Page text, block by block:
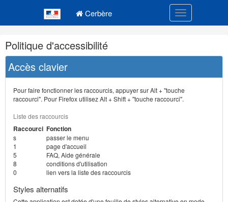
Cerbère Toggle
Navigation
et
outils
annexes
Politique d'accessibilité
Accès clavier
Pour faire fonctionner les raccourcis, appuyer sur Alt + "touche
raccourci". Pour Firefox utilisez Alt + Shift + "touche raccourci".
Liste des raccourcis
Raccourci Fonction
s
passer le menu
1
page d'accueil
5
FAQ, Aide générale
8
conditions d'utilisation
0
lien vers la liste des raccourcis
Styles alternatifs